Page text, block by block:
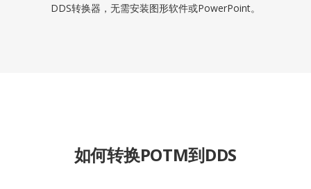
DDS转换器，无需安装图形软件或PowerPoint。
如何转换POTM到DDS